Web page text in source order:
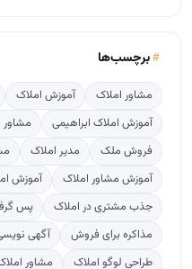
برچسب‌ها
مشاور املاک آموزش املاک
آموزش املاک ابراهیمی
مشاور
فروش ملک
مدیر املاک
آموزش مشاور املاک
آموزش
جذب مشتری در املاک
پس
مذاکره برای فروش
آگهی
طراحی لوگو املاک
مشاور